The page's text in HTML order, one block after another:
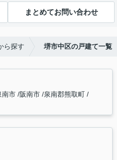
まとめてお問い合わせ
ら探す 堺市中区の戸建て一覧
南市 阪南市 泉南郡熊取町